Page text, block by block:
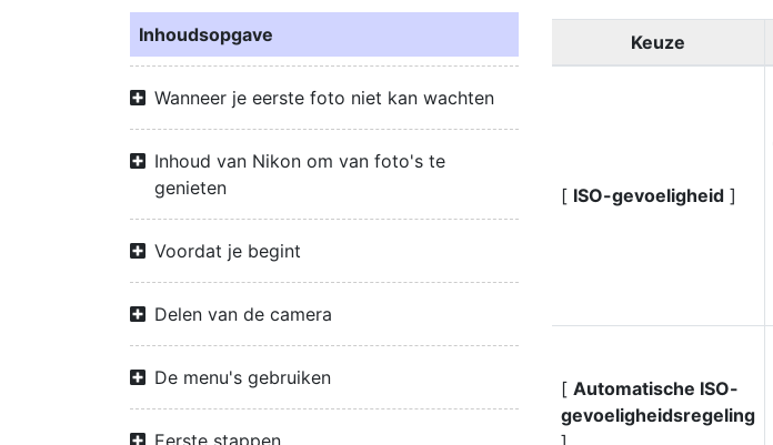
Inhoudsopgave
Wanneer je eerste foto niet kan wachten
Inhoud van Nikon om van foto's te
genieten
Voordat je begint
Delen van de camera
De menu's gebruiken
Eerste stappen
Keuze
[ ISO-gevoeligheid ]
[ Automatische ISO-
gevoeligheidsregeling